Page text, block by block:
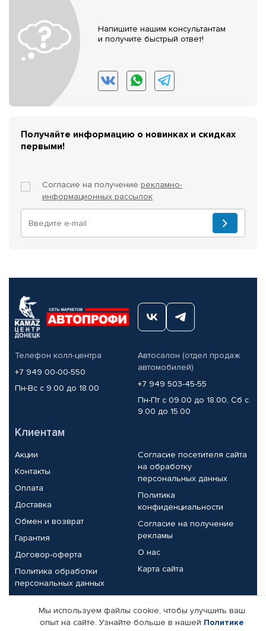
Напишите нашим консультантам
и получите быстрый ответ!
Получайте информацию о новинках и скидках
первыми!
Согласие на получение рекламно-
информационных рассылок
Телефон колл-центра
+7 949 00-00-550
Пн-Вс с 9.00 до 18.00
Автосалон (отдел продаж
автомобилей)
+7 949 503-45-55
Пн-Пт с 09.00 до 18.00, Сб с
9.00 до 15.00
Клиентам
Акции
Контакты
Оплата
Доставка
Обмен и возврат
Гарантия
Договор-оферта
Политика обработки
персональных данных
Согласие посетителя сайта
на обработку
персональных данных
Политика
конфиденциальности
Согласие на получение
рекламы
О нас
Карта сайта
Партнерам
Мы используем файлы cookie, чтобы улучшить ваш
опыт на сайте. Узнайте больше в нашей Политике